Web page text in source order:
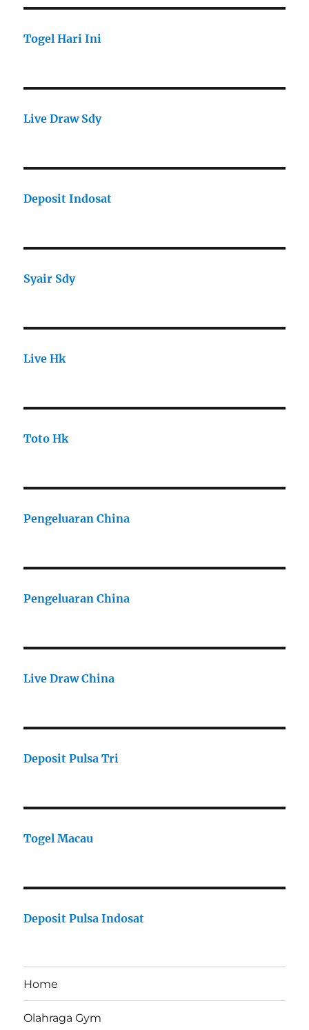
Togel Hari Ini
Live Draw Sdy
Deposit Indosat
Syair Sdy
Live Hk
Toto Hk
Pengeluaran China
Pengeluaran China
Live Draw China
Deposit Pulsa Tri
Togel Macau
Deposit Pulsa Indosat
Home
Olahraga Gym